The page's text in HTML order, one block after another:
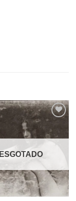
a lista de
desejos
ESGOTADO